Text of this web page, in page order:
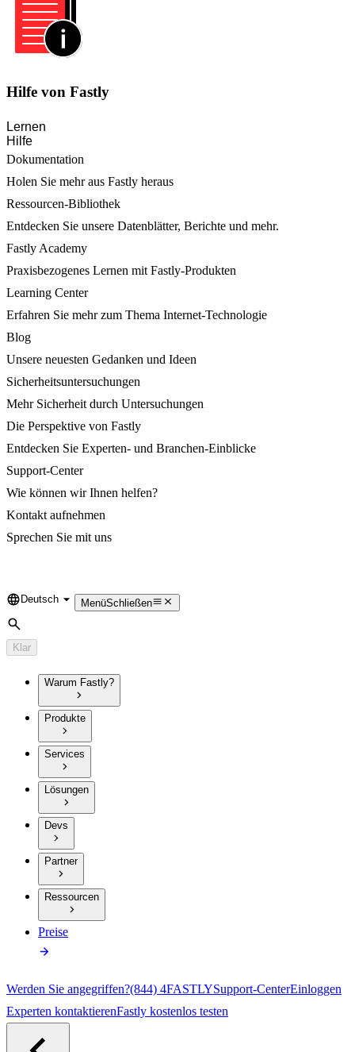
Hilfe von Fastly
Lernen
Hilfe
Dokumentation
Holen Sie mehr aus Fastly heraus
Ressourcen-Bibliothek
Entdecken Sie unsere Datenblätter, Berichte und mehr.
Fastly Academy
Praxisbezogenes Lernen mit Fastly-Produkten
Learning Center
Erfahren Sie mehr zum Thema Internet-Technologie
Blog
Unsere neuesten Gedanken und Ideen
Sicherheitsuntersuchungen
Mehr Sicherheit durch Untersuchungen
Die Perspektive von Fastly
Entdecken Sie Experten- und Branchen-Einblicke
Support-Center
Wie können wir Ihnen helfen?
Kontakt aufnehmen
Sprechen Sie mit uns
Language
Deutsch MenüSchließen
Suche
Klar
Warum Fastly?
Produkte
Services
Lösungen
Devs
Partner
Ressourcen
Preise
Werden Sie angegriffen?(844) 4FASTLYSupport-CenterEinloggen
Experten kontaktierenFastly kostenlos testen